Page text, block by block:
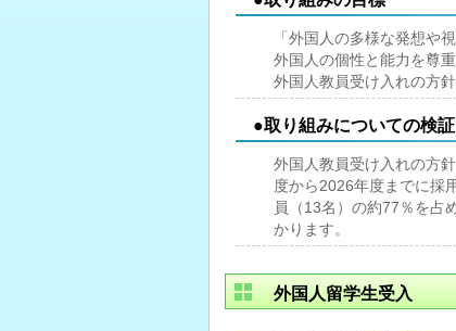
「外国人の多様な発想や
外国人の個性と能力を尊
外国人教員受け入れの方
●取り組みについての検
外国人教員受け入れの方
度から2026年度までに採
員（13名）の約77％を占
かります。
外国人留学生受入